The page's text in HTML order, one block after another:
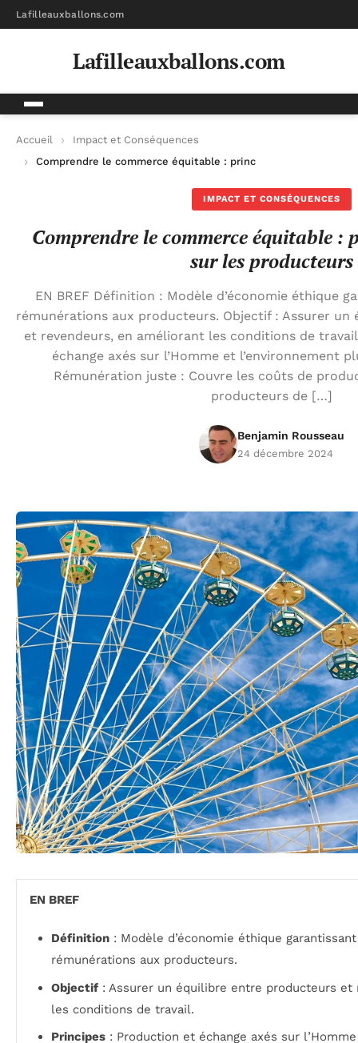
Lafilleauxballons.com
Lafilleauxballons.com
Accueil
Impact et Conséquences
Comprendre le commerce équitable : principes et impact sur
IMPACT ET CONSÉQUENCES
Comprendre le commerce équitable :
sur les producteurs
EN BREF Définition : Modèle d’économie éthique
rémunérations aux producteurs. Objectif : Assurer
et revendeurs, en améliorant les conditions de
échange axés sur l’Homme et l’environnement
Rémunération juste : Couvre les coûts de
producteurs de […]
Benjamin Rousseau
24 décembre 2024
EN BREF
Définition : Modèle d’économie éthique
rémunérations aux producteurs.
Objectif : Assurer un équilibre entre producteurs et
les conditions de travail.
Principes : Production et échange axés sur